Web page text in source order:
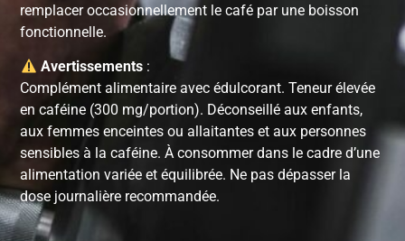
remplacer occasionnellement le café par une boisson
fonctionnelle.
Avertissements:
Complément alimentaire avec édulcorant. Teneur élevée
en caféine (300 mg/portion). Déconseillé aux enfants,
aux femmes enceintes ou allaitantes et aux personnes
sensibles à la caféine. À consommer dans le cadre d’une
alimentation variée et équilibrée. Ne pas dépasser la
dose journalière recommandée.